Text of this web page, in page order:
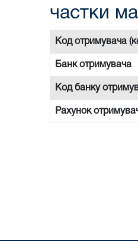
частки
Код отримувача
Банк отримувача
Код банку
Рахунок